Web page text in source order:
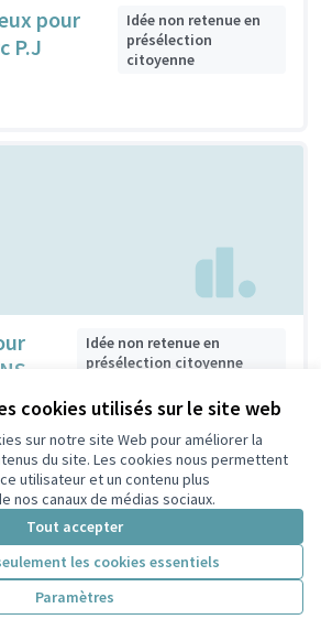
cookies utilisés sur le site web
sur notre site Web pour améliorer la
du site. Les cookies nous permettent
utilisateur et un contenu plus
nos canaux de médias sociaux.
Tout accepter
les cookies essentiels
Paramètres
pour
P.J
Idée non retenue en
présélection
citoyenne
Idée non retenue en
présélection citoyenne